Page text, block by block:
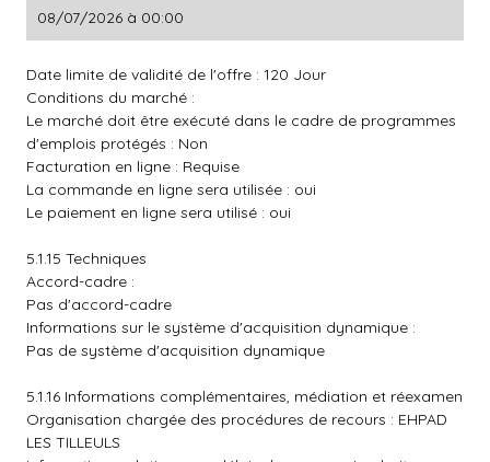
08/07/2026 à 00:00
Date limite de validité de l'offre : 120 Jour
Conditions du marché :
Le marché doit être exécuté dans le cadre de programmes
d'emplois protégés : Non
Facturation en ligne : Requise
La commande en ligne sera utilisée : oui
Le paiement en ligne sera utilisé : oui
5.1.15 Techniques
Accord-cadre :
Pas d'accord-cadre
Informations sur le système d'acquisition dynamique :
Pas de système d'acquisition dynamique
5.1.16 Informations complémentaires, médiation et réexamen
Organisation chargée des procédures de recours : EHPAD
LES TILLEULS